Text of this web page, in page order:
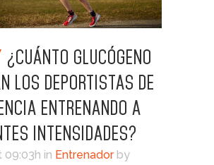
¿CUÁNTO GLUCÓGENO
LOS DEPORTISTAS DE
ENTRENANDO A
INTENSIDADES?
09:03h in Entrenador by